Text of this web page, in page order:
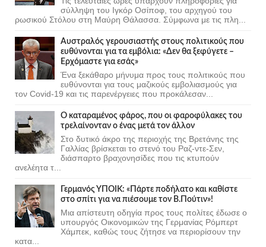
σύλληψη του Ιγκόρ Οσίποφ, του αρχηγού του
ρωσικού Στόλου στη Μαύρη Θάλασσα. Σύμφωνα με τις πλη...
Αυστραλός γερουσιαστής στους πολιτικούς που
ευθύνονται για τα εμβόλια: «Δεν θα ξεφύγετε –
Ερχόμαστε για εσάς»
Ένα ξεκάθαρο μήνυμα προς τους πολιτικούς που
ευθύνονται για τους μαζικούς εμβολιασμούς για
τον Covid-19 και τις παρενέργειες που προκάλεσαν...
Ο καταραμένος φάρος, που οι φαροφύλακες του
τρελαίνονταν ο ένας μετά τον άλλον
Στο δυτικό άκρο της περιοχής της Βρετάνης της
Γαλλίας βρίσκεται το στενό του Ραζ-ντε-Σεν,
διάσπαρτο βραχονησίδες που τις κτυπούν
ανελέητα τ...
Γερμανός ΥΠΟΙΚ: «Πάρτε ποδήλατο και καθίστε
στο σπίτι για να πιέσουμε τον Β.Πούτιν»!
Μια απίστευτη οδηγία προς τους πολίτες έδωσε ο
υπουργός Οικονομικών της Γερμανίας Ρόμπερτ
Χάμπεκ, καθώς τους ζήτησε να περιορίσουν την
κατα...